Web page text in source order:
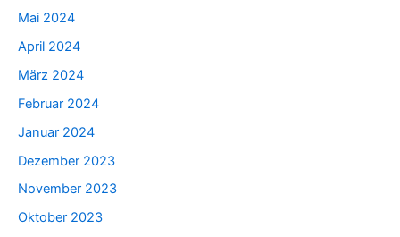
Mai 2024
April 2024
März 2024
Februar 2024
Januar 2024
Dezember 2023
November 2023
Oktober 2023